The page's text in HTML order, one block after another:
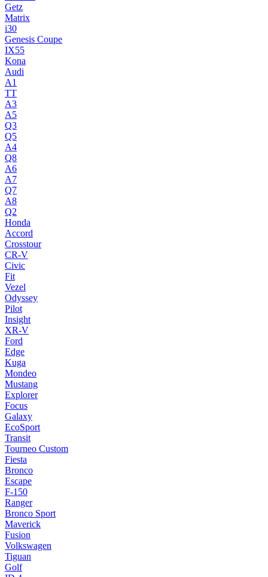
Getz
Matrix
i30
Genesis Coupe
IX55
Kona
Audi
A1
TT
A3
A5
Q3
Q5
A4
Q8
A6
A7
Q7
A8
Q2
Honda
Accord
Crosstour
CR-V
Civic
Fit
Vezel
Odyssey
Pilot
Insight
XR-V
Ford
Edge
Kuga
Mondeo
Mustang
Explorer
Focus
Galaxy
EcoSport
Transit
Tourneo Custom
Fiesta
Bronco
Escape
F-150
Ranger
Bronco Sport
Maverick
Fusion
Volkswagen
Tiguan
Golf